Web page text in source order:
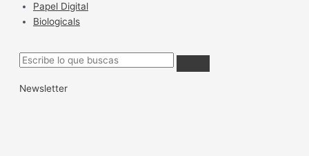
Papel Digital
Biologicals
Newsletter